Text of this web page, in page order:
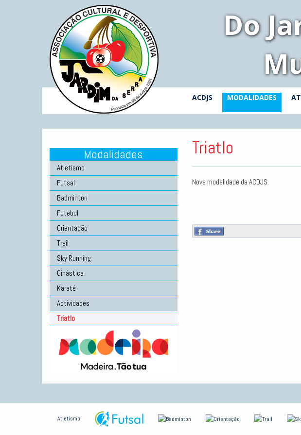
Do
ACDJS MODALIDADES
Modalidades
Atletismo
Futsal
Badminton
Futebol
Orientação
Trail
Sky Running
Ginástica
Karaté
Actividades
Triatlo
Triatlo
Nova modalidade da ACDJS.
Atletismo